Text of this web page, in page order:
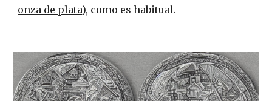
onza de plata), como es habitual.